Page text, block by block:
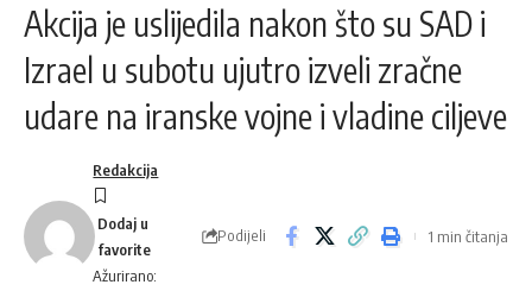
Akcija je uslijedila nakon što su SAD i
Izrael u subotu ujutro izveli zračne
udare na iranske vojne i vladine ciljeve
Ažurirano:
Redakcija
Podijeli 1 min čitanja